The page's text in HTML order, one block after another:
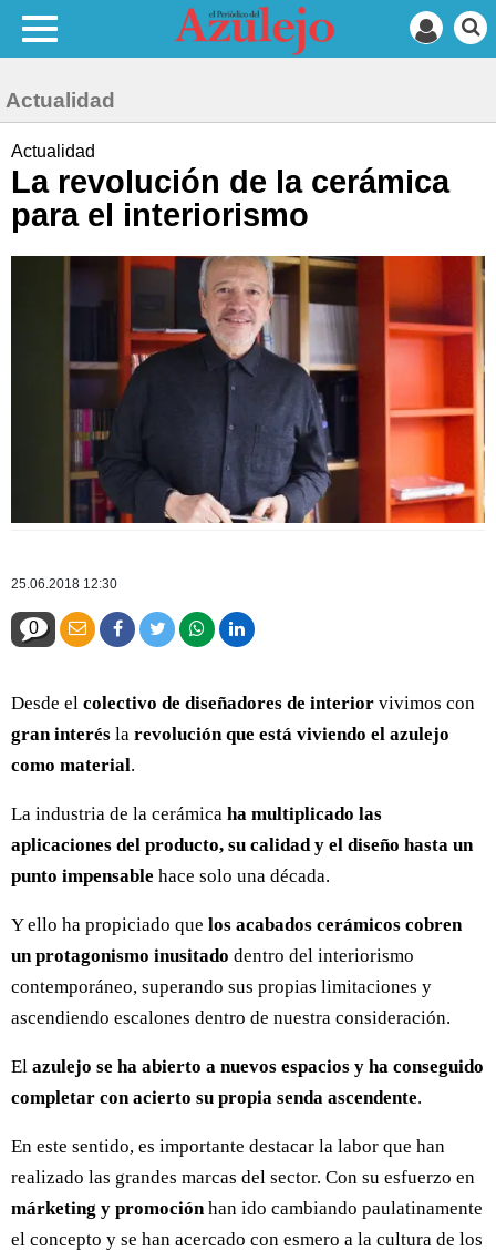
Actualidad
Actualidad
La revolución de la cerámica
para el interiorismo
25.06.2018 12:30
0
Desde el colectivo de diseñadores de interior vivimos con
gran interés la revolución que está viviendo el azulejo
como material.
La industria de la cerámica ha multiplicado las
aplicaciones del producto, su calidad y el diseño hasta un
punto impensable hace solo una década.
Y ello ha propiciado que los acabados cerámicos cobren
un protagonismo inusitado dentro del interiorismo
contemporáneo, superando sus propias limitaciones y
ascendiendo escalones dentro de nuestra consideración.
El azulejo se ha abierto a nuevos espacios y ha conseguido
completar con acierto su propia senda ascendente.
En este sentido, es importante destacar la labor que han
realizado las grandes marcas del sector. Con su esfuerzo en
márketing y promoción han ido cambiando paulatinamente
el concepto y se han acercado con esmero a la cultura de los